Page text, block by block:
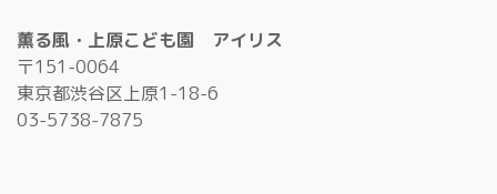
薫る風・上原こども園 アイリス
〒151-0064
東京都渋谷区上原1-18-6
03-5738-7875